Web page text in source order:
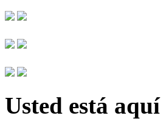
Usted está aquí